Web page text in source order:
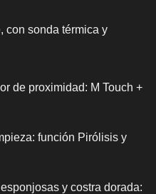
con sonda térmica y
de proximidad: M Touch +
función Pirólisis y
y costra dorada: